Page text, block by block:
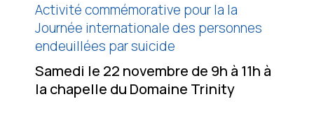
Activité commémorative pour la la
Journée internationale des personnes
endeuillées par suicide
Samedi le 22 novembre de 9h à 11h à
la chapelle du Domaine Trinity